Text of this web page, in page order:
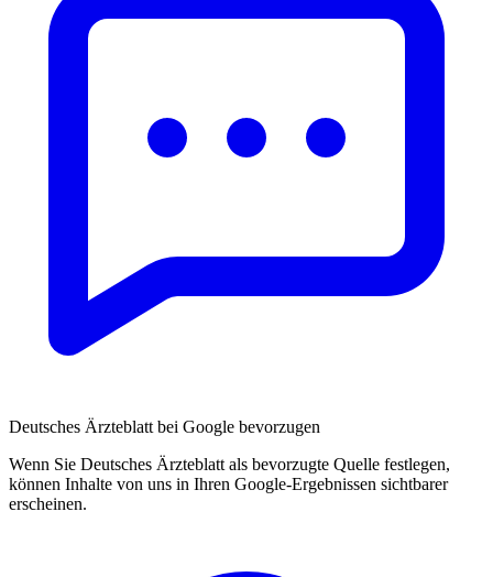
Deutsches Ärzteblatt bei Google bevorzugen
Wenn Sie Deutsches Ärzteblatt als bevorzugte Quelle festlegen,
können Inhalte von uns in Ihren Google-Ergebnissen sichtbarer
erscheinen.